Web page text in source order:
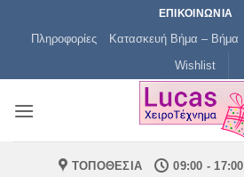
ΕΠΙΚΟΙΝΩΝΙΑ
Πληροφορίες Κατασκευή Βήμα – Βήμα
Wishlist
ΤΟΠΟΘΕΣΙΑ 09:00 - 17:00